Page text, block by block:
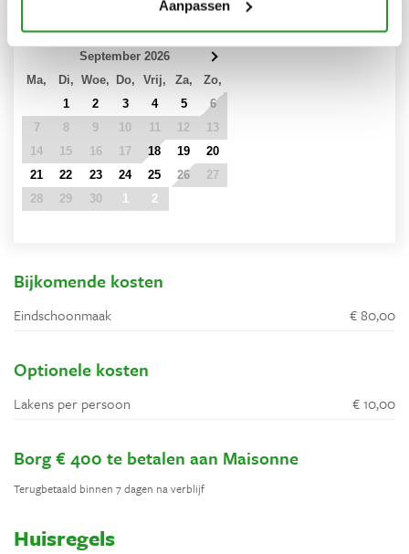
Aanpassen
5 6
September 2026
Ma,
Di, Woe, Do, Vrij, Za,
Zo,
1 2 3 4 5
6
7
8 9 10 11 12
13
14
15 16 17 18 19
20
21
22 23 24 25 26
27
28
29 30 1 2
Bijkomende kosten
Eindschoonmaak € 80,00
Optionele kosten
Lakens per persoon € 10,00
Borg € 400 te betalen aan Maisonne
Terugbetaald binnen 7 dagen na verblijf
Huisregels